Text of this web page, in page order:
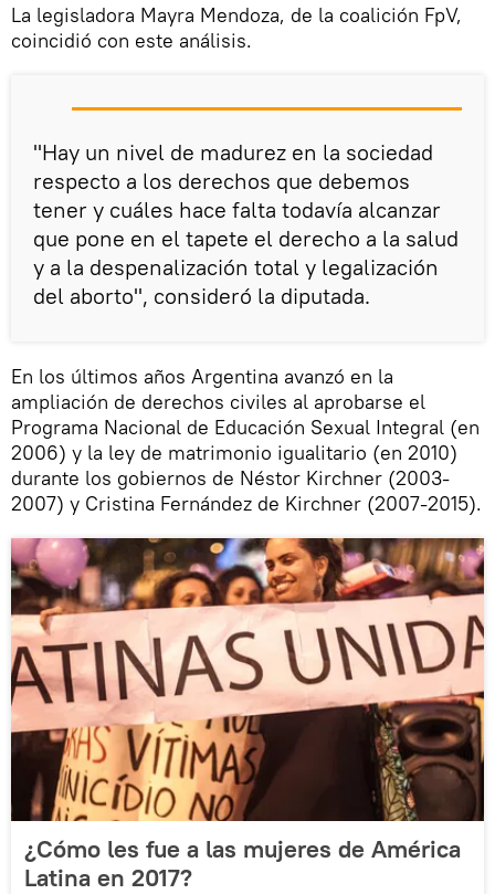
La legisladora Mayra Mendoza, de la coalición FpV,
coincidió con este análisis.
"Hay un nivel de madurez en la sociedad
respecto a los derechos que debemos
tener y cuáles hace falta todavía alcanzar
que pone en el tapete el derecho a la salud
y a la despenalización total y legalización
del aborto", consideró la diputada.
En los últimos años Argentina avanzó en la
ampliación de derechos civiles al aprobarse el
Programa Nacional de Educación Sexual Integral (en
2006) y la ley de matrimonio igualitario (en 2010)
durante los gobiernos de Néstor Kirchner (2003-
2007) y Cristina Fernández de Kirchner (2007-2015).
¿Cómo les fue a las mujeres de América
Latina en 2017?